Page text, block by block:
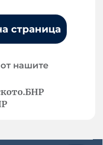
страница
нашите